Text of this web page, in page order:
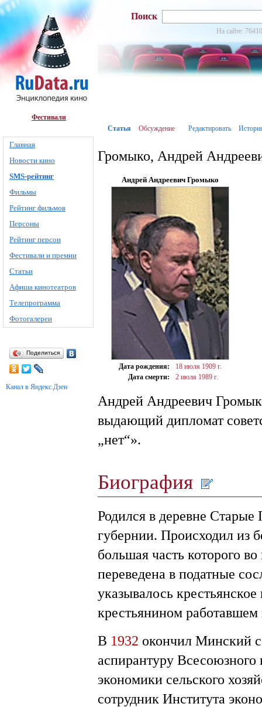
Фестивали
Главная
Новости кино
SMS-рейтинг
Фильмы
Рейтинг фильмов
Персоны
Рейтинг персон
Фестивали и премии
Статьи
Афиша кинотеатров
Телепрограмма
Фотогалереи
Поделиться
Канал в Яндекс.Дзен
Поиск
На сайте:
Статья Обсуждение Редактировать
Громыко, Андрей
Андрей Андреевич Громыко
Дата рождения: 18 июля 1909 г.
Дата смерти:
2 июля 1989 г.
Андрей Андреевич
выдающий дипломат
„нет“».
Биография
Родился в деревне
губернии. Происходил из
большая часть которого
переведена в податные
указывалось
крестьянином
В 1932 окончил Минский
аспирантуру Всесоюзного
экономики сельского
сотрудник Института